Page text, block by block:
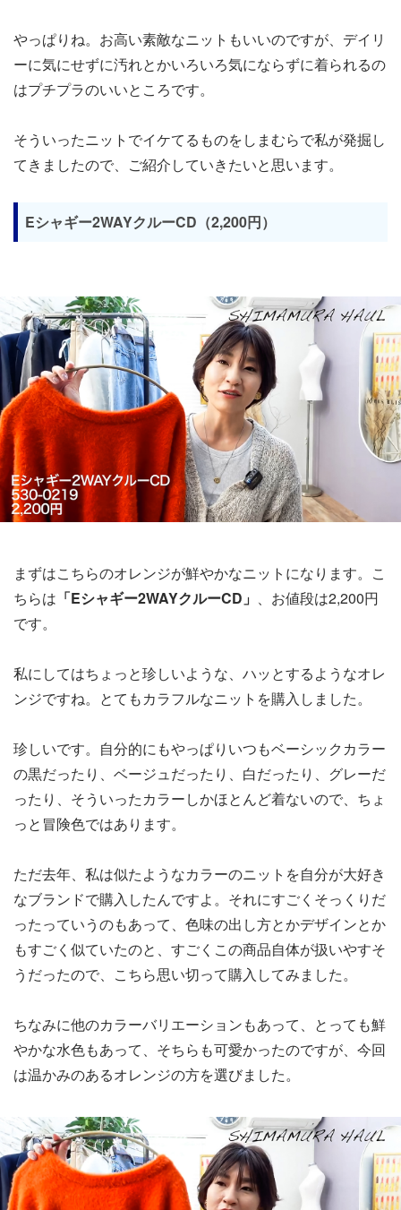
やっぱりね。お高い素敵なニットもいいのですが、デイリ
ーに気にせずに汚れとかいろいろ気にならずに着られるの
はプチプラのいいところです。
そういったニットでイケてるものをしまむらで私が発掘し
てきましたので、ご紹介していきたいと思います。
Eシャギー2WAYクルーCD（2,200円）
まずはこちらのオレンジが鮮やかなニットになります。こ
ちらは 「Eシャギー2WAYクルーCD」 、お値段は2,200円
です。
私にしてはちょっと珍しいような、ハッとするようなオレ
ンジですね。とてもカラフルなニットを購入しました。
珍しいです。自分的にもやっぱりいつもベーシックカラー
の黒だったり、ベージュだったり、白だったり、グレーだ
ったり、そういったカラーしかほとんど着ないので、ちょ
っと冒険色ではあります。
ただ去年、私は似たようなカラーのニットを自分が大好き
なブランドで購入したんですよ。それにすごくそっくりだ
ったっていうのもあって、色味の出し方とかデザインとか
もすごく似ていたのと、すごくこの商品自体が扱いやすそ
うだったので、こちら思い切って購入してみました。
ちなみに他のカラーバリエーションもあって、とっても鮮
やかな水色もあって、そちらも可愛かったのですが、今回
は温かみのあるオレンジの方を選びました。